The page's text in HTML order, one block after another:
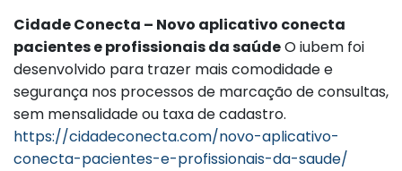
Cidade Conecta – Novo aplicativo conecta
pacientes e profissionais da saúdeO iubem foi
desenvolvido para trazer mais comodidade e
segurança nos processos de marcação de consultas,
sem mensalidade ou taxa de cadastro.
https://cidadeconecta.com/novo-aplicativo-
conecta-pacientes-e-profissionais-da-saude/